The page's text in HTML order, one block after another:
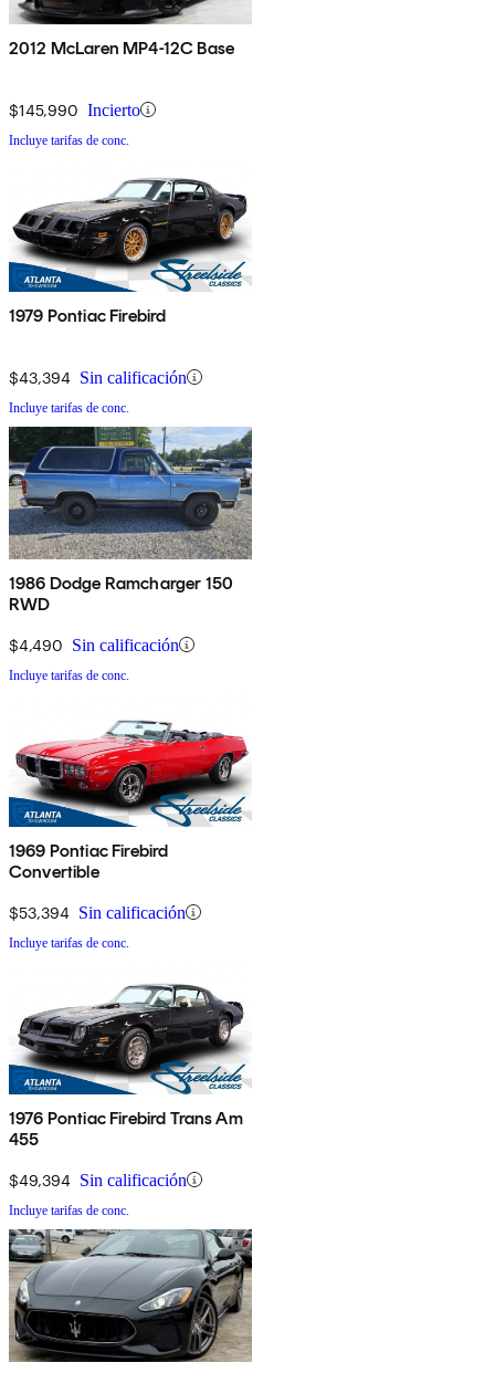
2012 McLaren MP4-12C Base
$145,990 Incierto
Incluye tarifas de conc.
1979 Pontiac Firebird
$43,394 Sin calificación
Incluye tarifas de conc.
1986 Dodge Ramcharger 150
RWD
$4,490 Sin calificación
Incluye tarifas de conc.
1969 Pontiac Firebird
Convertible
$53,394 Sin calificación
Incluye tarifas de conc.
1976 Pontiac Firebird Trans Am
455
$49,394 Sin calificación
Incluye tarifas de conc.